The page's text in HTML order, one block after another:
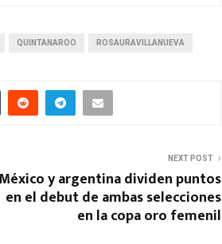
QUINTANAROO ROSAURAVILLANUEVA
NEXT POST
México y argentina dividen puntos
en el debut de ambas selecciones
en la copa oro femenil